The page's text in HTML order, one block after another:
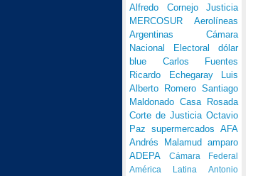
Alfredo Cornejo Justicia
MERCOSUR Aerolíneas
Argentinas Cámara
Nacional Electoral dólar
blue Carlos Fuentes
Ricardo Echegaray
Luis
Alberto Romero Santiago
Maldonado Casa Rosada
Corte de Justicia Octavio
Paz supermercados AFA
Andrés Malamud amparo
ADEPA
Cámara Federal
América Latina Antonio